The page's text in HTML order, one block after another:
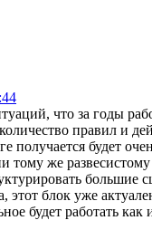
что за годы
правил и
получается будет
тому же развесистому
большие
этот блок уже
будет работать как